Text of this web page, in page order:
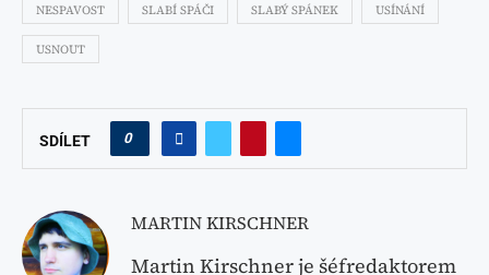
NESPAVOST SLABÍ SPÁČI SLABÝ SPÁNEK USÍNÁNÍ
USNOUT
SDÍLET 0
MARTIN KIRSCHNER
Martin Kirschner je šéfredaktorem